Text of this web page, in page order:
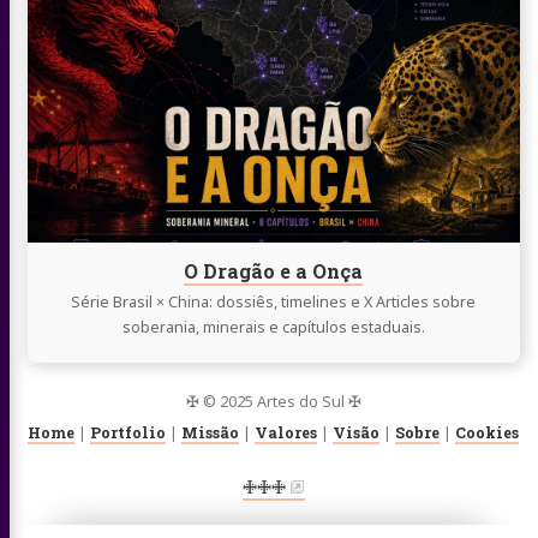
O Dragão e a Onça
Série Brasil × China: dossiês, timelines e X Articles sobre
soberania, minerais e capítulos estaduais.
lendo
O
Dragão
e
a
Onça
✠ © 2025 Artes do Sul ✠
Home | Portfolio | Missão | Valores | Visão | Sobre | Cookies
🜋🜋🜋